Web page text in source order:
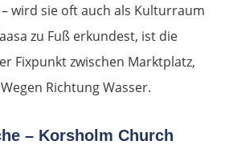
wird sie oft auch als Kulturraum
zu Fuß erkundest, ist die
Fixpunkt zwischen Marktplatz,
Richtung Wasser.
– Korsholm Church